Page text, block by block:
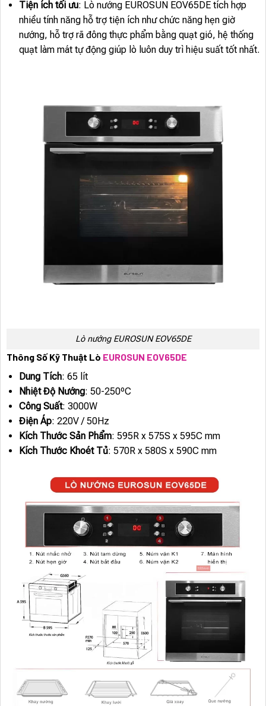
Tiện ích tối ưu: Lò nướng EUROSUN EOV65DE tích hợp
nhiều tính năng hỗ trợ tiện ích như chức năng hẹn giờ
nướng, hỗ trợ rã đông thực phẩm bằng quạt gió, hệ thống
quạt làm mát tự động giúp lò luôn duy trì hiệu suất tốt nhất.
Lò nướng EUROSUN EOV65DE
Thông Số Kỹ Thuật Lò EUROSUN EOV65DE
Dung Tích: 65 lít
Nhiệt Độ Nướng: 50-250ºC
Công Suất: 3000W
Điện Áp: 220V / 50Hz
Kích Thước Sản Phẩm: 595R x 575S x 595C mm
Kích Thước Khoét Tủ: 570R x 580S x 590C mm